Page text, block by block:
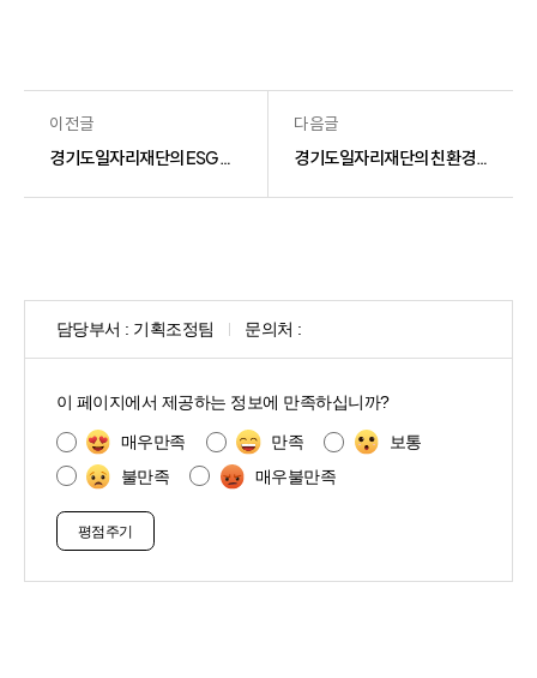
이전글
경기도일자리재단의 ESG 내재화 교육을 소개합니다!
다음글
경기도일자리재단의 친환경 경영, 팔(8)로우 더 그린 캠페인!
담당부서 : 기획조정팀 문의처 :
이 페이지에서 제공하는 정보에 만족하십니까?
매우만족 만족
보통
불만족
매우불만족